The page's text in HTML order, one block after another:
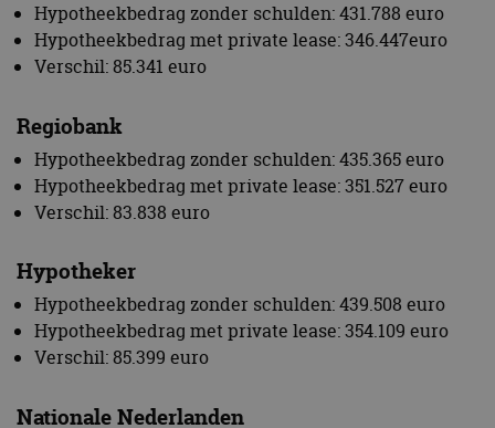
Hypotheekbedrag zonder schulden: 431.788 euro
Hypotheekbedrag met private lease: 346.447euro
Verschil: 85.341 euro
Regiobank
Hypotheekbedrag zonder schulden: 435.365 euro
Hypotheekbedrag met private lease: 351.527 euro
Verschil: 83.838 euro
Hypotheker
Hypotheekbedrag zonder schulden: 439.508 euro
Hypotheekbedrag met private lease: 354.109 euro
Verschil: 85.399 euro
Nationale Nederlanden